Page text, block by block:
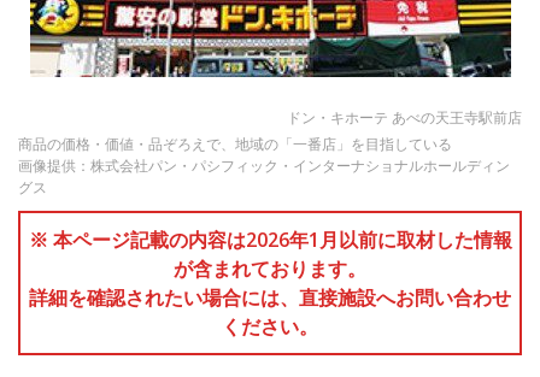
ドン・キホーテ あべの天王寺駅前店
商品の価格・価値・品ぞろえで、地域の「一番店」を目指している
画像提供：株式会社パン・パシフィック・インターナショナルホールディン
グス
※ 本ページ記載の内容は2026年1月以前に取材した情報
が含まれております。
詳細を確認されたい場合には、直接施設へお問い合わせ
ください。